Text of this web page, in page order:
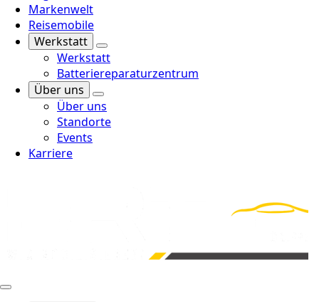
Markenwelt
Reisemobile
Werkstatt
Werkstatt
Batteriereparaturzentrum
Über uns
Über uns
Standorte
Events
Karriere